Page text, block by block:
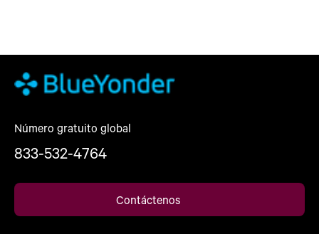
Número gratuito global
833-532-4764
Contáctenos